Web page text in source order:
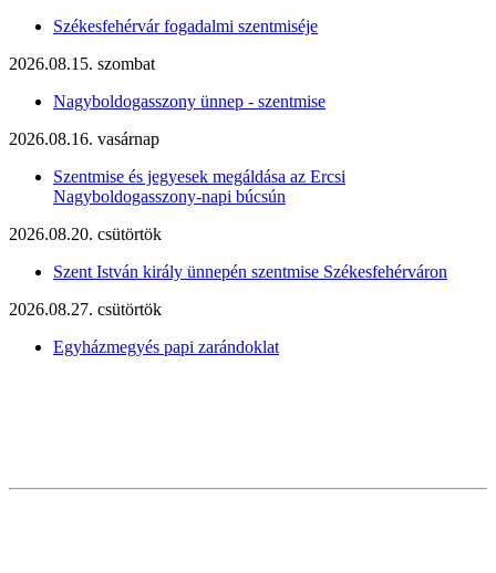
Székesfehérvár fogadalmi szentmiséje
2026.08.15. szombat
Nagyboldogasszony ünnep - szentmise
2026.08.16. vasárnap
Szentmise és jegyesek megáldása az Ercsi
Nagyboldogasszony-napi búcsún
2026.08.20. csütörtök
Szent István király ünnepén szentmise Székesfehérváron
2026.08.27. csütörtök
Egyházmegyés papi zarándoklat